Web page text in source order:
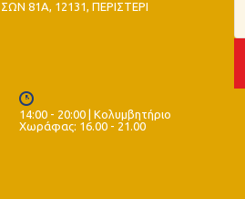
81Α, 12131, ΠΕΡΙΣΤΕΡΙ
14:00 - 20:00 | Κολυμβητήριο
Χωράφας: 16.00 - 21.00